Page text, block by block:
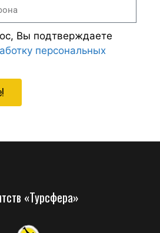
Вы подтверждаете
персональных
«Турсфера»